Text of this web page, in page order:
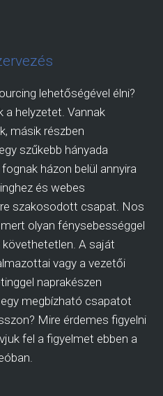
lehetőségével élni?
a helyzetet. Vannak
másik részben
szűkebb hányada
házon belül annyira
és webes
szakosodott csapat. Nos
olyan fénysebességgel
A saját
vagy a vezetői
naprakészen
megbízható csapatot
Mire érdemes figyelni
fel a figyelmet ebben a